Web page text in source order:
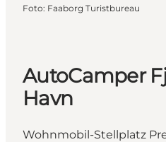
Foto: Faaborg Turistbureau
AutoCamper
Havn
Wohnmobil-Stellplatz